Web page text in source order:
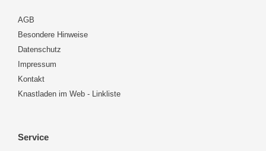
AGB
Besondere Hinweise
Datenschutz
Impressum
Kontakt
Knastladen im Web - Linkliste
Service